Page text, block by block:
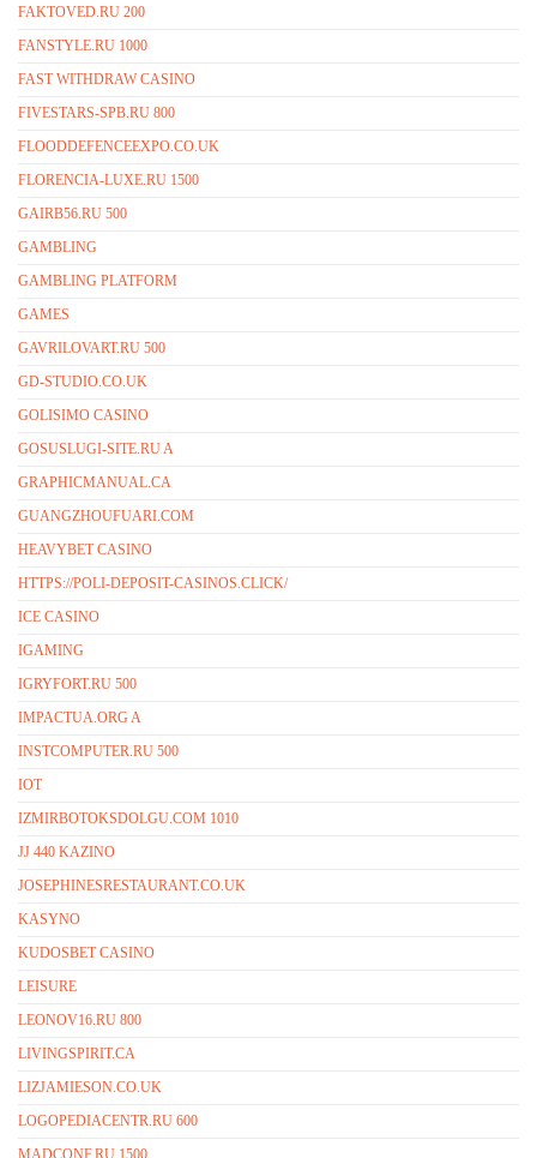
FAKTOVED.RU 200
FANSTYLE.RU 1000
FAST WITHDRAW CASINO
FIVESTARS-SPB.RU 800
FLOODDEFENCEEXPO.CO.UK
FLORENCIA-LUXE.RU 1500
GAIRB56.RU 500
GAMBLING
GAMBLING PLATFORM
GAMES
GAVRILOVART.RU 500
GD-STUDIO.CO.UK
GOLISIMO CASINO
GOSUSLUGI-SITE.RU A
GRAPHICMANUAL.CA
GUANGZHOUFUARI.COM
HEAVYBET CASINO
HTTPS://POLI-DEPOSIT-CASINOS.CLICK/
ICE CASINO
IGAMING
IGRYFORT.RU 500
IMPACTUA.ORG A
INSTCOMPUTER.RU 500
IOT
IZMIRBOTOKSDOLGU.COM 1010
JJ 440 KAZINO
JOSEPHINESRESTAURANT.CO.UK
KASYNO
KUDOSBET CASINO
LEISURE
LEONOV16.RU 800
LIVINGSPIRIT.CA
LIZJAMIESON.CO.UK
LOGOPEDIACENTR.RU 600
MADCONF.RU 1500